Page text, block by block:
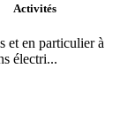
Activités
et en particulier à
électri...